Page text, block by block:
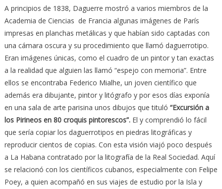
A principios de 1838, Daguerre mostró a varios miembros de la
Academia de Ciencias de Francia algunas imágenes de París
impresas en planchas metálicas y que habían sido captadas con
una cámara oscura y su procedimiento que llamó daguerrotipo.
Eran imágenes únicas, como el cuadro de un pintor y tan exactas
a la realidad que alguien las llamó “espejo con memoria”. Entre
ellos se encontraba Federico Mialhe, un joven científico que
además era dibujante, pintor y litógrafo y por esos días exponía
en una sala de arte parisina unos dibujos que tituló “Excursión a
los Pirineos en 80 croquis pintorescos”. El y comprendió lo fácil
que sería copiar los daguerrotipos en piedras litográficas y
reproducir cientos de copias. Con esta visión viajó poco después
a La Habana contratado por la litografía de la Real Sociedad. Aquí
se relacionó con los científicos cubanos, especialmente con Felipe
Poey, a quien acompañó en sus viajes de estudio por la Isla y